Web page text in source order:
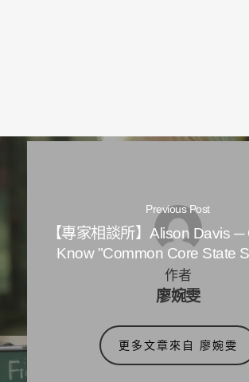
Previous Post
【專家相談所】Alison Davis ─
Know "Common Core State
作者
廖婉雯
更多文章來自 廖婉雯